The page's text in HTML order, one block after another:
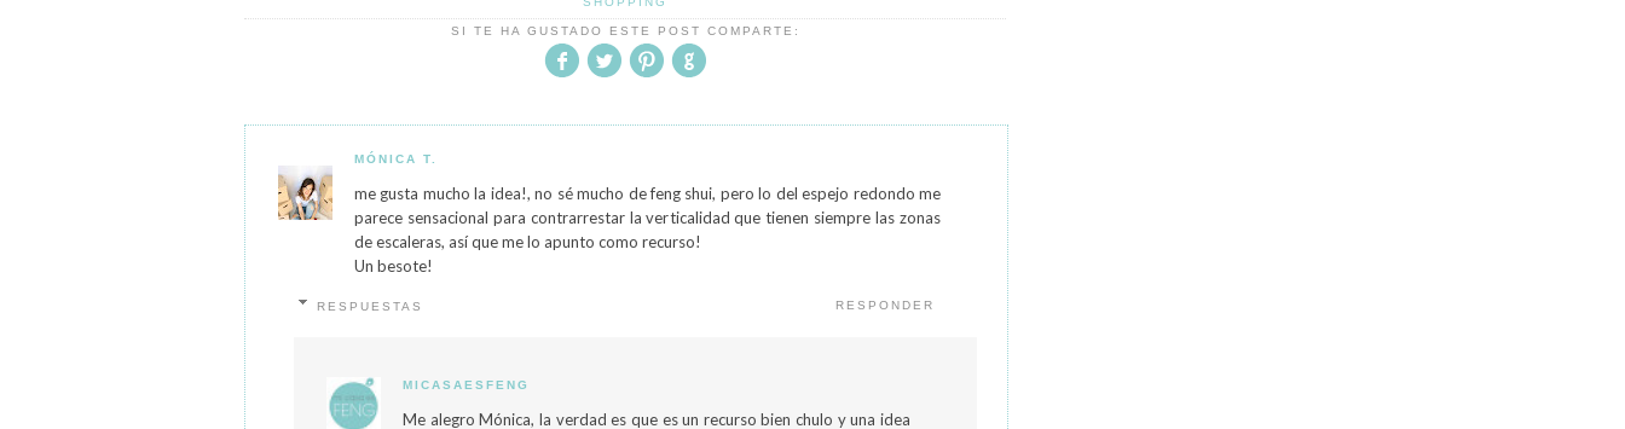
SI TE HA GUSTADO ESTE POST COMPARTE:
MÓNICA T.
me gusta mucho la idea!, no sé mucho de feng shui, pero lo del espejo redondo me
parece sensacional para contrarrestar la verticalidad que tienen siempre las zonas
de escaleras, así que me lo apunto como recurso!
Un besote!
RESPONDER
RESPUESTAS
MICASAESFENG
Me alegro Mónica, la verdad es que es un recurso bien chulo y una idea